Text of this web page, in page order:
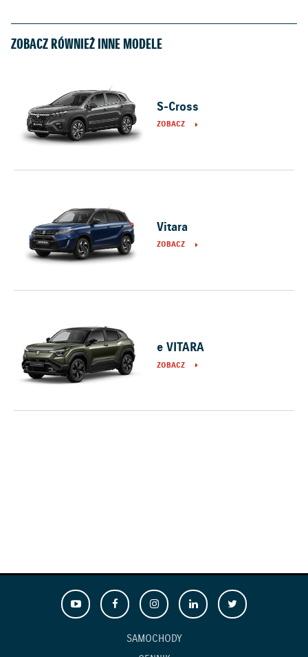
ZOBACZ RÓWNIEŻ INNE MODELE
S-Cross
ZOBACZ
Vitara
ZOBACZ
e VITARA
ZOBACZ
SAMOCHODY